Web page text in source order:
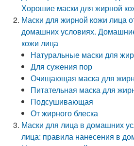
Хорошие маски для жирной
Маски для жирной кожи лица
домашних условиях.
кожи лица
Натуральные маски для
Для сужения пор
Очищающая маска для
Питательная маска для
Подсушивающая
От жирного блеска
Маски для лица в домашних
лица: правила нанесения в